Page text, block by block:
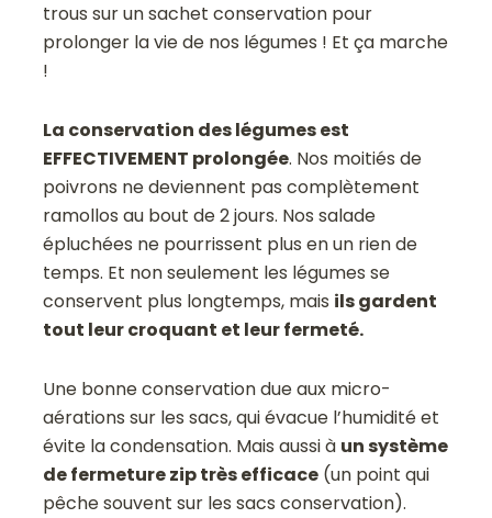
trous sur un sachet conservation pour
prolonger la vie de nos légumes ! Et ça marche
!
La conservation des légumes est
EFFECTIVEMENT prolongée. Nos moitiés de
poivrons ne deviennent pas complètement
ramollos au bout de 2 jours. Nos salade
épluchées ne pourrissent plus en un rien de
temps. Et non seulement les légumes se
conservent plus longtemps, mais ils gardent
tout leur croquant et leur fermeté.
Une bonne conservation due aux micro-
aérations sur les sacs, qui évacue l’humidité et
évite la condensation. Mais aussi à un système
de fermeture zip très efficace (un point qui
pêche souvent sur les sacs conservation).